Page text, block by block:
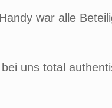
war alle
uns total